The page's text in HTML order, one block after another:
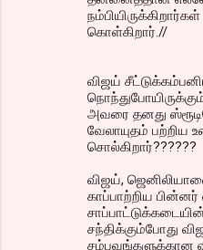
கொள்கிறார்.//
விஜய்
அவரை தனது
வேலாயுதம்
சொல்கிறார்??????
விஜய்,
காப்பாற்றிய
சந்திக்கும்போது
சம்பவங்களுக்கான